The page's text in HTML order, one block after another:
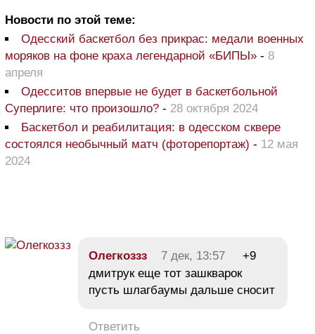
Новости по этой теме:
Одесский баскетбол без прикрас: медали военных
моряков на фоне краха легендарной «БИПЫ» - 8
апреля
Одесситов впервые не будет в баскетбольной
Суперлиге: что произошло? - 28 октября 2024
Баскетбол и реабилитация: в одесском сквере
состоялся необычный матч (фоторепортаж) - 12 мая
2024
Олегкоззз 7 дек, 13:57
+9
дмитрук еще тот зашкварок
пусть шлагбаумы дальше сносит
Ответить